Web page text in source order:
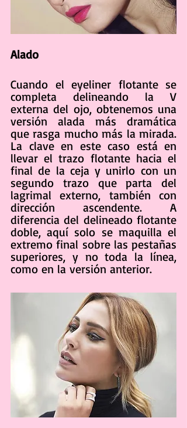
Alado
Cuando el eyeliner flotante se
completa delineando la V
externa del ojo, obtenemos una
versión alada más dramática
que rasga mucho más la mirada.
La clave en este caso está en
llevar el trazo flotante hacia el
final de la ceja y unirlo con un
segundo trazo que parta del
lagrimal externo, también con
dirección ascendente. A
diferencia del delineado flotante
doble, aquí solo se maquilla el
extremo final sobre las pestañas
superiores, y no toda la línea,
como en la versión anterior.